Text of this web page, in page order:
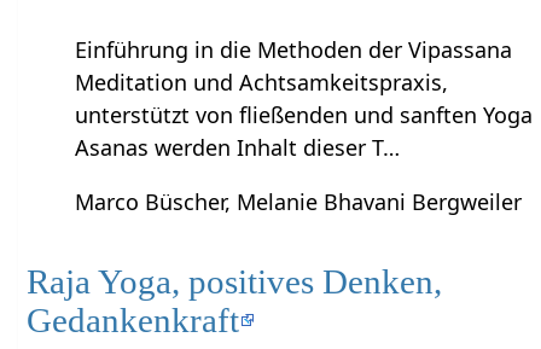
Einführung in die Methoden der Vipassana
Meditation und Achtsamkeitspraxis,
unterstützt von fließenden und sanften Yoga
Asanas werden Inhalt dieser T…
Marco Büscher, Melanie Bhavani Bergweiler
Raja Yoga, positives Denken,
Gedankenkraft